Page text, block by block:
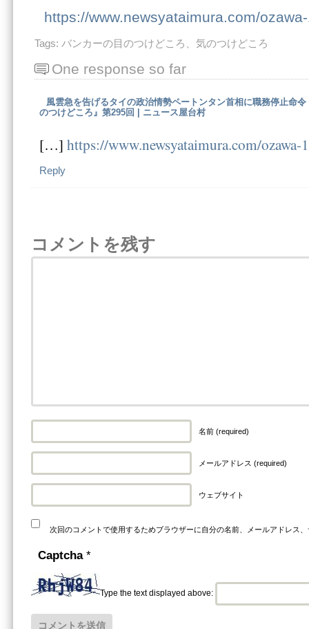
https://www.newsyataimura.com/
Tags: バンカーの目のつけどころ、気のつけどころ
One response so far
風雲急を告げるタイの政治情勢ペートンタン首相に職務停止命
のつけどころ』第295回 | ニュース屋台村
[…]https://www.newsyataimura.com/
Reply
コメントを残す
名前 (required)
メールアドレス (required)
ウェブサイト
次回のコメントで使用するためブラウザーに自分の名前、メールアドレス
Captcha *
Type the text displayed above: